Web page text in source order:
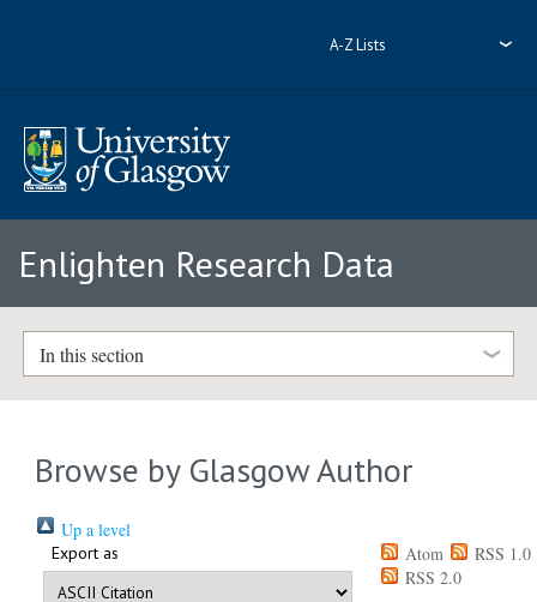
A-Z Lists
Enlighten Research Data
In this section
Browse by Glasgow Author
Up a level
Export as Atom
RSS 1.0
RSS 2.0